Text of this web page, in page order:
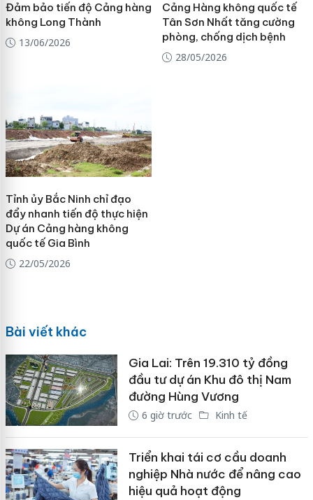
Đảm bảo tiến độ Cảng hàng
không Long Thành
13/06/2026
Cảng Hàng không quốc tế
Tân Sơn Nhất tăng cường
phòng, chống dịch bệnh
28/05/2026
Tỉnh ủy Bắc Ninh chỉ đạo
đẩy nhanh tiến độ thực hiện
Dự án Cảng hàng không
quốc tế Gia Bình
22/05/2026
Bài viết khác
Gia Lai: Trên 19.310 tỷ đồng
đầu tư dự án Khu đô thị Nam
đường Hùng Vương
6 giờ trước Kinh tế
Triển khai tái cơ cầu doanh
nghiệp Nhà nước để nâng cao
hiệu quả hoạt động